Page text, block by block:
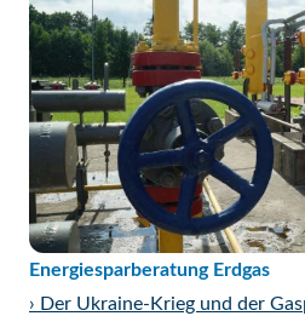
Energiesparberatung Erdgas
› Der Ukraine-Krieg und der